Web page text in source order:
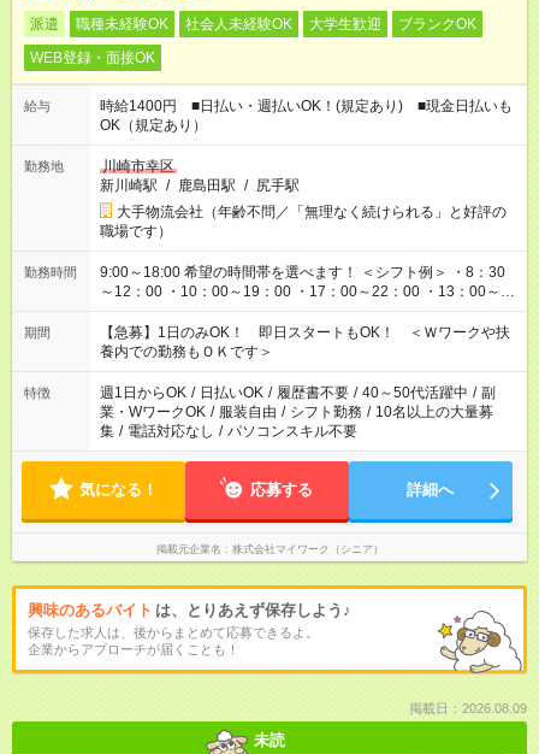
派遣 職種未経験OK 社会人未経験OK 大学生歓迎
ブランクOK
WEB登録・面接OK
給与
時給1400円 ■日払い・週払いOK！(規定あり) ■現金日払いも
OK（規定あり）
勤務地
川崎市幸区
新川崎駅 / 鹿島田駅 / 尻手駅
大手物流会社（年齢不問／「無理なく続けられる」と好評の
職場です）
勤務時間
9:00～18:00 希望の時間帯を選べます！ ＜シフト例＞ ・8：30
～12：00 ・10：00～19：00 ・17：00～22：00 ・13：00～
22：00 ・22：00～翌6：00 など
期間
【急募】1日のみOK！ 即日スタートもOK！ ＜Ｗワークや扶
養内での勤務もＯＫです＞
特徴 週1日からOK / 日払いOK / 履歴書不要 / 40～50代活躍中 / 副
業・WワークOK / 服装自由 / シフト勤務 / 10名以上の大量募
集 / 電話対応なし / パソコンスキル不要
気になる！ 応募する 詳細へ
掲載元企業名 株式会社マイワーク（シニア）
興味のあるバイト は、とりあえず保存しよう♪
保存した求人は、後からまとめて応募できるよ。
企業からアプローチが届くことも！
掲載日：2026.08.09
未読